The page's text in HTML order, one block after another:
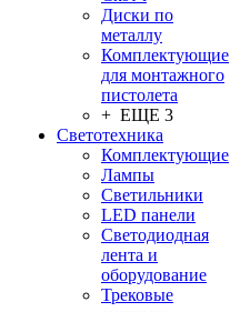
Диски по
металлу
Комплектующие
для монтажного
пистолета
+ ЕЩЕ 3
Светотехника
Комплектующие
Лампы
Светильники
LED панели
Светодиодная
лента и
оборудование
Трековые